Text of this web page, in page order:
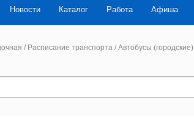
Новости Каталог Работа Афиша
/ Расписание транспорта / Автобусы (городские)